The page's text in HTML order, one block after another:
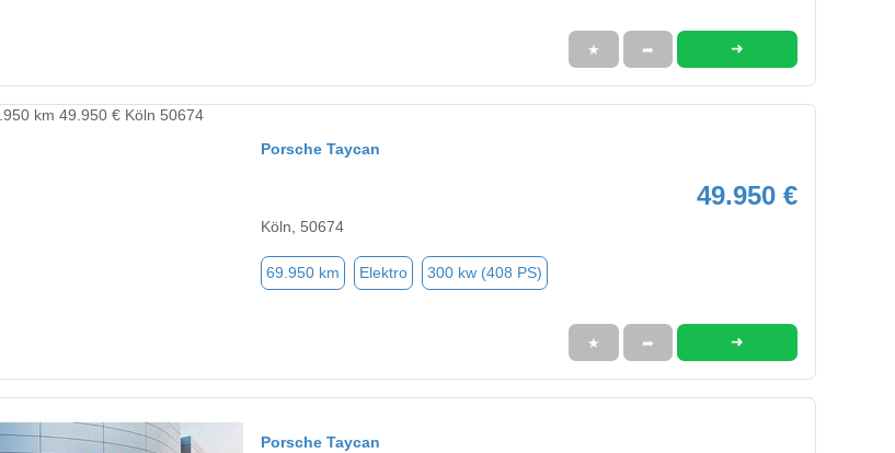
★ ➦ ➜
Porsche Taycan
49.950 €
Köln, 50674
69.950 km Elektro 300 kw (408 PS)
★ ➦ ➜
Porsche Taycan